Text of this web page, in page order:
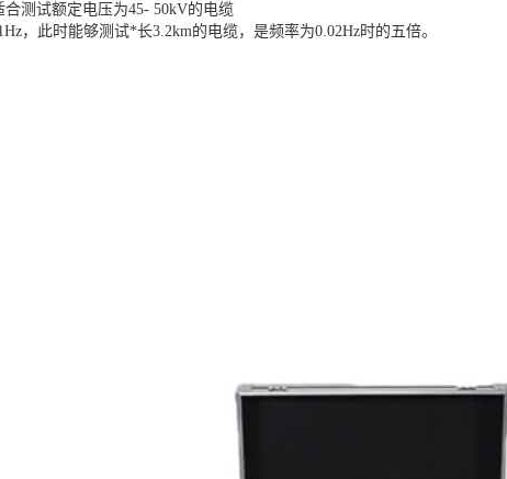
合测试额定电压为45- 50kV的电缆
，此时能够测试*长3.2km的电缆，是频率为0.02Hz时的五倍。